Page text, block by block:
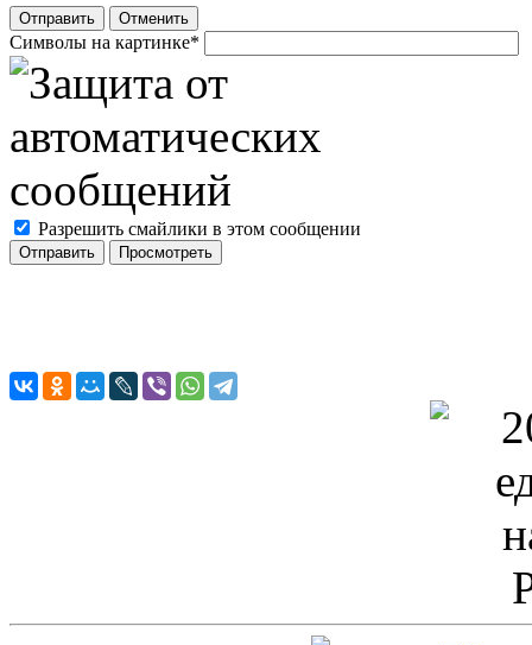
Отправить Отменить
Символы на картинке*
Разрешить смайлики в этом сообщении